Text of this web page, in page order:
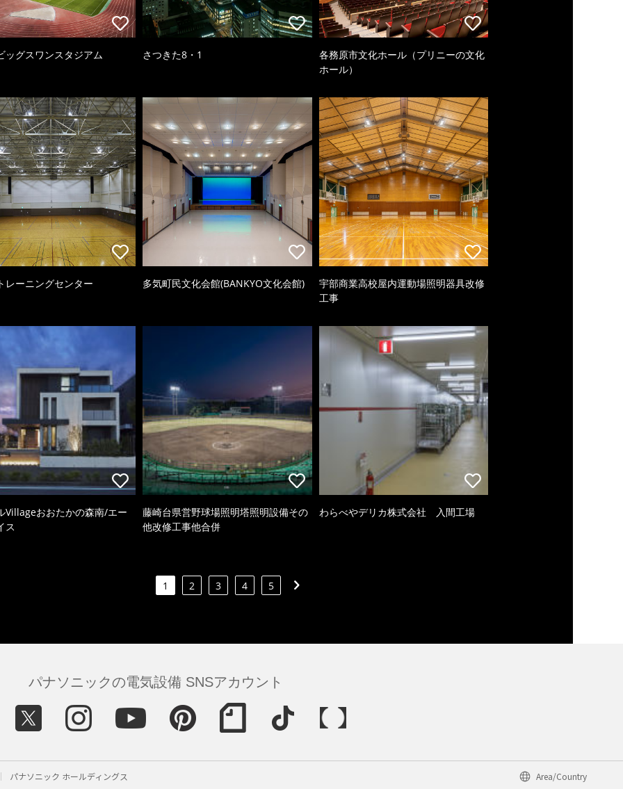
ッグスワンスタジアム さつきた8・1
各務原市文化ホール（プリニーの文化
ホール）
レーニングセンター 多気町民文化会館(BANKYO文化会館)
宇部商業高校屋内運動場照明器具改修
工事
Villageおおたかの森南/エー
ス
藤崎台県営野球場照明塔照明設備その
他改修工事他合併
わらべやデリカ株式会社 入間工場
1 2 3 4 5
パナソニックの電気設備 SNSアカウント
パナソニック ホールディングス Area/Country